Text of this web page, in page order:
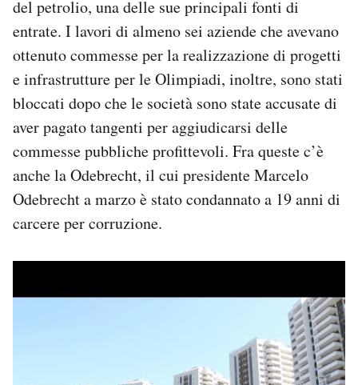
del petrolio, una delle sue principali fonti di
entrate. I lavori di almeno sei aziende che avevano
ottenuto commesse per la realizzazione di progetti
e infrastrutture per le Olimpiadi, inoltre, sono stati
bloccati dopo che le società sono state accusate di
aver pagato tangenti per aggiudicarsi delle
commesse pubbliche profittevoli. Fra queste c’è
anche la Odebrecht, il cui presidente Marcelo
Odebrecht a marzo è stato condannato a 19 anni di
carcere per corruzione.